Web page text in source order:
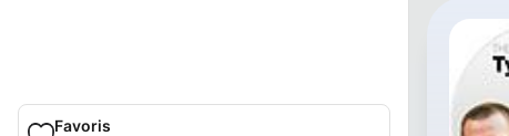
Favoris